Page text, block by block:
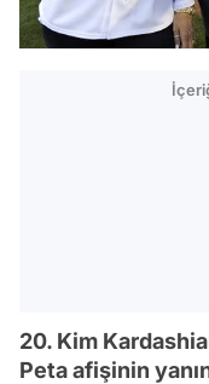
20. Kim
Peta afişinin